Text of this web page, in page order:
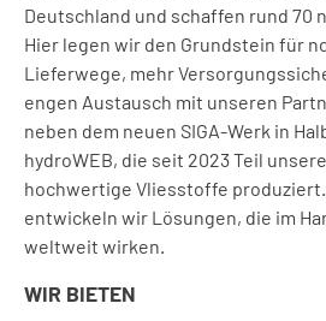
Deutschland und schaffen rund 70
Hier legen wir den Grundstein für
Lieferwege, mehr
engen Austausch mit unseren
neben dem neuen SIGA-Werk in
hydroWEB, die seit 2023 Teil
hochwertige Vliesstoffe produziert.
entwickeln wir Lösungen, die im
weltweit wirken.
WIR BIETEN